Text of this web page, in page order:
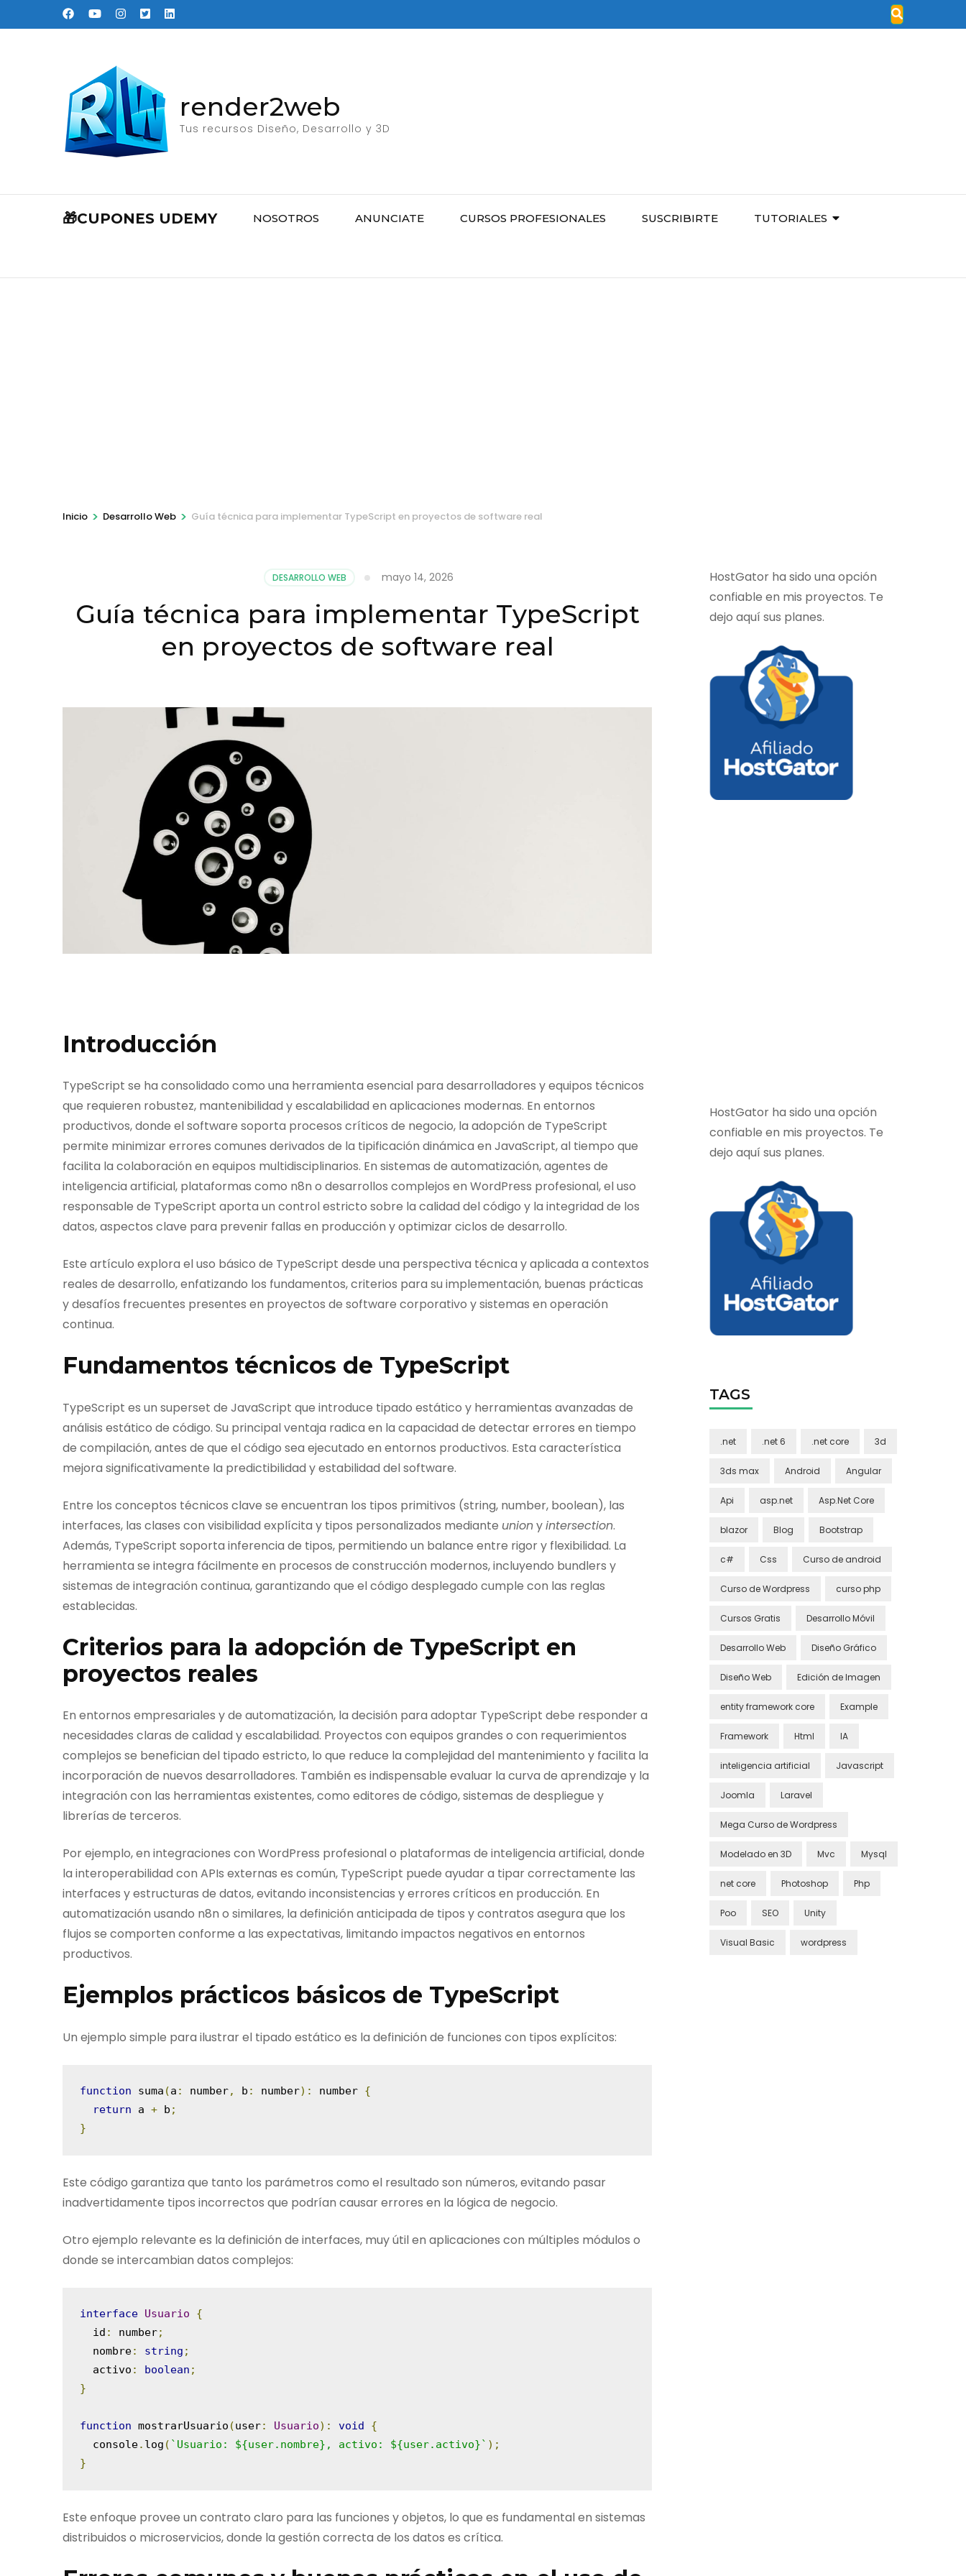
al
render2web
Tus recursos Diseño, Desarrollo y 3D
🎁CUPONES UDEMY NOSOTROS ANUNCIATE CURSOS PROFESIONALES SUSCRIBIRTE TUTORIALES
Inicio > Desarrollo Web > Guía técnica para implementar TypeScript en proyectos de software real
DESARROLLO WEB mayo 14, 2026
Guía técnica para implementar TypeScript
en proyectos de software real
Introducción
TypeScript se ha consolidado como una herramienta esencial para desarrolladores y equipos técnicos
que requieren robustez, mantenibilidad y escalabilidad en aplicaciones modernas. En entornos
productivos, donde el software soporta procesos críticos de negocio, la adopción de TypeScript
permite minimizar errores comunes derivados de la tipificación dinámica en JavaScript, al tiempo que
facilita la colaboración en equipos multidisciplinarios. En sistemas de automatización, agentes de
inteligencia artificial, plataformas como n8n o desarrollos complejos en WordPress profesional, el uso
responsable de TypeScript aporta un control estricto sobre la calidad del código y la integridad de los
datos, aspectos clave para prevenir fallas en producción y optimizar ciclos de desarrollo.
Este artículo explora el uso básico de TypeScript desde una perspectiva técnica y aplicada a contextos
reales de desarrollo, enfatizando los fundamentos, criterios para su implementación, buenas prácticas
y desafíos frecuentes presentes en proyectos de software corporativo y sistemas en operación
continua.
Fundamentos técnicos de TypeScript
TypeScript es un superset de JavaScript que introduce tipado estático y herramientas avanzadas de
análisis estático de código. Su principal ventaja radica en la capacidad de detectar errores en tiempo
de compilación, antes de que el código sea ejecutado en entornos productivos. Esta característica
mejora significativamente la predictibilidad y estabilidad del software.
Entre los conceptos técnicos clave se encuentran los tipos primitivos (string, number, boolean), las
interfaces, las clases con visibilidad explícita y tipos personalizados mediante unionyintersection.
Además, TypeScript soporta inferencia de tipos, permitiendo un balance entre rigor y flexibilidad. La
herramienta se integra fácilmente en procesos de construcción modernos, incluyendo bundlers y
sistemas de integración continua, garantizando que el código desplegado cumple con las reglas
establecidas.
Criterios para la adopción de TypeScript en
proyectos reales
En entornos empresariales y de automatización, la decisión para adoptar TypeScript debe responder a
necesidades claras de calidad y escalabilidad. Proyectos con equipos grandes o con requerimientos
complejos se benefician del tipado estricto, lo que reduce la complejidad del mantenimiento y facilita la
incorporación de nuevos desarrolladores. También es indispensable evaluar la curva de aprendizaje y la
integración con las herramientas existentes, como editores de código, sistemas de despliegue y
librerías de terceros.
Por ejemplo, en integraciones con WordPress profesional o plataformas de inteligencia artificial, donde
la interoperabilidad con APIs externas es común, TypeScript puede ayudar a tipar correctamente las
interfaces y estructuras de datos, evitando inconsistencias y errores críticos en producción. En
automatización usando n8n o similares, la definición anticipada de tipos y contratos asegura que los
flujos se comporten conforme a las expectativas, limitando impactos negativos en entornos
productivos.
Ejemplos prácticos básicos de TypeScript
Un ejemplo simple para ilustrar el tipado estático es la definición de funciones con tipos explícitos:
function suma (a : number, b : number): number {
return a + b ;
}
Este código garantiza que tanto los parámetros como el resultado son números, evitando pasar
inadvertidamente tipos incorrectos que podrían causar errores en la lógica de negocio.
Otro ejemplo relevante es la definición de interfaces, muy útil en aplicaciones con múltiples módulos o
donde se intercambian datos complejos:
interface Usuario
{
  id
: number;
  nombre
: string ;
  activo
: boolean ;
}
function mostrarUsuario (user: Usuario): void
{
  console
. log ( `Usuario: ${user.nombre}, activo: ${user.activo}` );
}
Este enfoque provee un contrato claro para las funciones y objetos, lo que es fundamental en sistemas
distribuidos o microservicios, donde la gestión correcta de los datos es crítica.
HostGator ha sido una opción
confiable en mis proyectos. Te
dejo aquí sus planes.
HostGator ha sido una opción
confiable en mis proyectos. Te
dejo aquí sus planes.
TAGS
.net .net 6 .net core 3d
3ds max Android Angular
Api asp.net Asp.Net Core
blazor Blog Bootstrap
c# Css Curso de android
Curso de Wordpress curso php
Cursos Gratis Desarrollo Móvil
Desarrollo Web Diseño Gráfico
Diseño Web Edición de Imagen
entity framework core Example
Framework Html IA
inteligencia artificial Javascript
Joomla Laravel
Mega Curso de Wordpress
Modelado en 3D Mvc Mysql
net core Photoshop Php
Poo SEO Unity
Visual Basic wordpress